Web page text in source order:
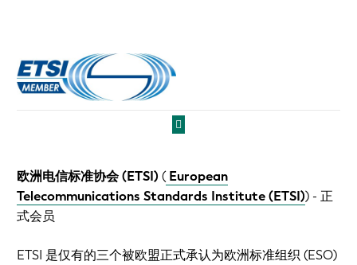
欧洲电信标准协会 (ETSI) (European
Telecommunications Standards Institute (ETSI)) - 正
式会员
ETSI 是仅有的三个被欧盟正式承认为欧洲标准组织 (ESO)